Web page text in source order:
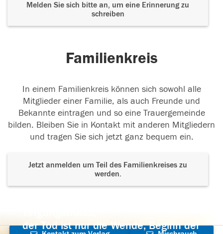
Melden Sie sich bitte an, um eine Erinnerung zu
schreiben
Familienkreis
In einem Familienkreis können sich sowohl alle
Mitglieder einer Familie, als auch Freunde und
Bekannte eintragen und so eine Trauergemeinde
bilden. Bleiben Sie in Kontakt mit anderen Mitgliedern
und tragen Sie sich jetzt ganz bequem ein.
Jetzt anmelden um Teil des Familienkreises zu
werden.
der Tod ist nur die Wende, Beginn der